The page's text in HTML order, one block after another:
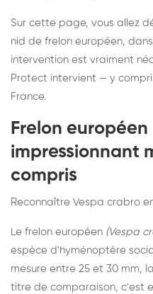
Sur cette page, vous allez
nid de frelon européen,
intervention est vraiment
Protect intervient — y
France.
Frelon
impressionnant
compris
Reconnaître Vespa crabro
Le frelon européen (Vespa
espèce d'hyménoptère
mesure entre 25 et 30 mm,
titre de comparaison, c'est